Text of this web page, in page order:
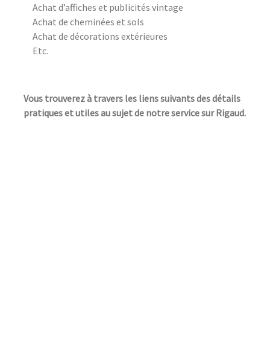
Achat d’affiches et publicités vintage
Achat de cheminées et sols
Achat de décorations extérieures
Etc.
Vous trouverez à travers les liens suivants des détails
pratiques et utiles au sujet de notre service sur Rigaud.